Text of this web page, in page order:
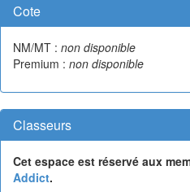
Cote
NM/MT : non disponible
Premium : non disponible
Classeurs
Cet espace est réservé aux
Addict.